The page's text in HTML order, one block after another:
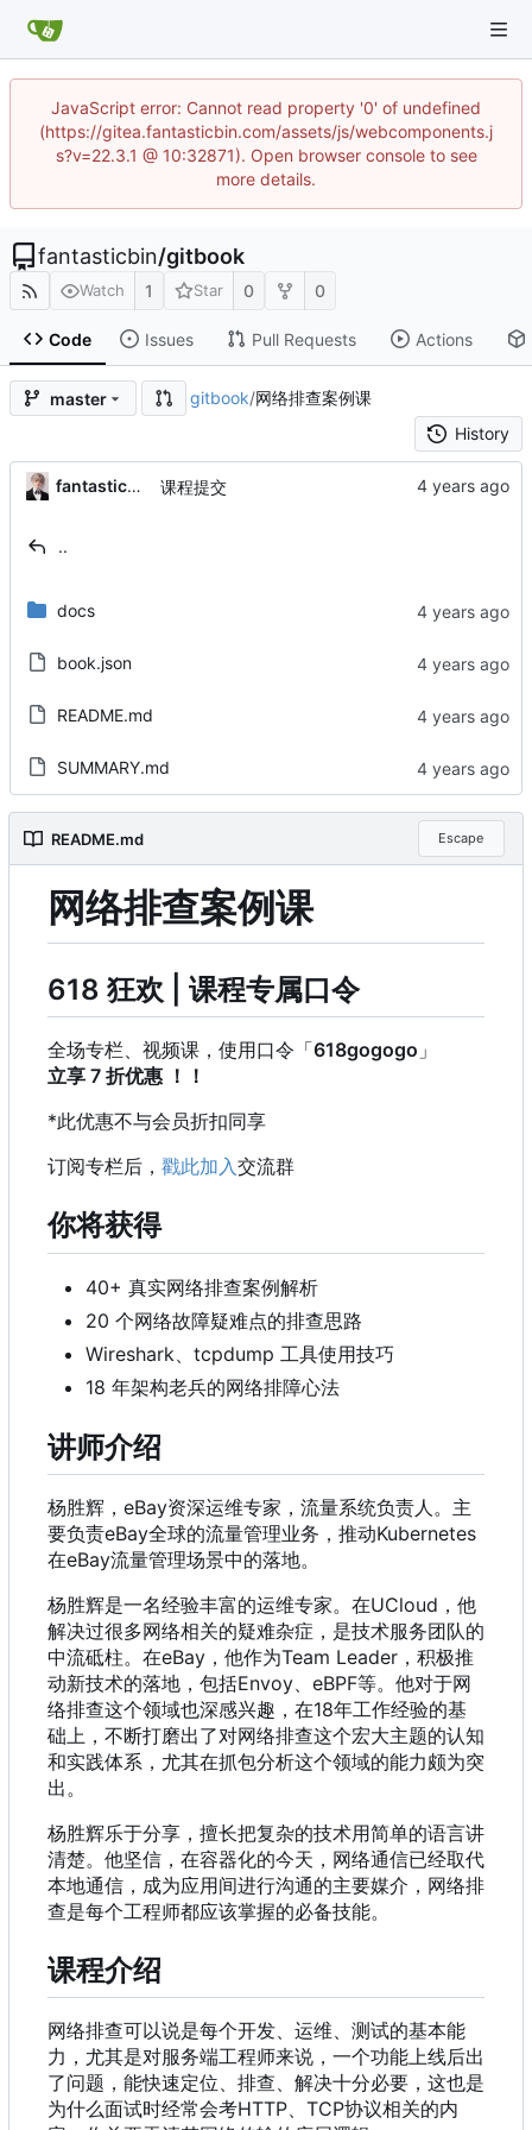
JavaScript error: Cannot read property '0' of undefined
(https://gitea.fantasticbin.com/assets/js/webcomponents.j
s?v=22.3.1 @ 10:32871). Open browser console to see
more details.
fantasticbin/gitbook
Watch 1 Star 0 0
Code Issues Pull Requests Actions
master gitbook/网络排查案例课
History
fantasticbin 课程提交
..
docs
book.json
README.md
SUMMARY.md
README.md Escape
网络排查案例课
618 狂欢 | 课程专属口令
全场专栏、视频课，使用口令「618gogogo 」
立享 7 折优惠 ！
！
*此优惠不与会员折扣同享
订阅专栏后， 戳此加入交流群
你将获得
40+ 真实网络排查案例解析
20 个网络故障疑难点的排查思路
Wireshark、tcpdump 工具使用技巧
18 年架构老兵的网络排障心法
讲师介绍
杨胜辉 ， eBay资深运维专家 ， 流量系统负责人。主
要负责eBay全球的流量管理业务 ， 推动Kubernetes
在eBay流量管理场景中的落地。
杨胜辉是一名经验丰富的运维专家。在UCloud ， 他
解决过很多网络相关的疑难杂症 ， 是技术服务团队的
中流砥柱。在eBay ， 他作为Team Leader ， 积极推
动新技术的落地 ， 包括Envoy、eBPF等。他对于网
络排查这个领域也深感兴趣 ， 在18年工作经验的基
础上 ， 不断打磨出了对网络排查这个宏大主题的认知
和实践体系 ， 尤其在抓包分析这个领域的能力颇为突
出。
杨胜辉乐于分享，擅长把复杂的技术用简单的语言讲
清楚。他坚信，在容器化的今天，网络通信已经取代
本地通信，成为应用间进行沟通的主要媒介，网络排
查是每个工程师都应该掌握的必备技能。
课程介绍
网络排查可以说是每个开发、运维、测试的基本能
力 ， 尤其是对服务端工程师来说 ， 一个功能上线后出
了问题 ， 能快速定位、排查、解决十分必要 ， 这也是
为什么面试时经常会考HTTP、TCP协议相关的内